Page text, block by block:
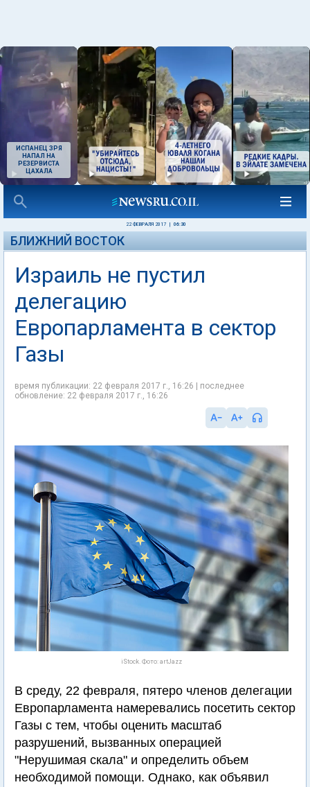
ИСПАНЕЦ ЗРЯ
НАПАЛ НА
РЕЗЕРВИСТА
ЦАХАЛА
22 ФЕВРАЛЯ 2017 06:30
БЛИЖНИЙ ВОСТОК
Израиль не пустил
делегацию
Европарламента в сектор
Газы
время публикации: 22 февраля 2017 г., 16:26 | последнее
обновление: 22 февраля 2017 г., 16:26
iStock. Фото: artJazz
В среду, 22 февраля, пятеро членов делегации
Европарламента намеревались посетить сектор
Газы с тем, чтобы оценить масштаб
разрушений, вызванных операцией
"Нерушимая скала" и определить объем
необходимой помощи. Однако, как объявил